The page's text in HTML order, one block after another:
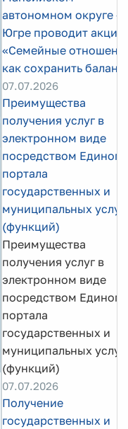
автономном округе –
Югре проводит акцию
«Семейные
как сохранить
07.07.2026
Преимущества
получения услуг в
электронном виде
посредством Единого
портала
государственных и
муниципальных услуг
(функций)
Преимущества
получения услуг в
электронном виде
посредством Единого
портала
государственных и
муниципальных услуг
(функций)
07.07.2026
Получение
государственных и